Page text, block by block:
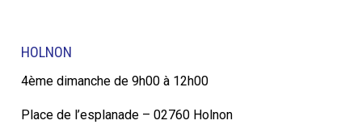
HOLNON
4ème dimanche de 9h00 à 12h00
Place de l’esplanade – 02760 Holnon